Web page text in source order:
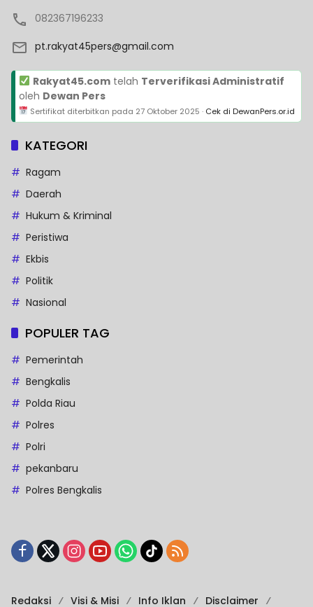
082367196233
pt.rakyat45pers@gmail.com
Rakyat45.comtelah Terverifikasi Administratif
oleh Dewan Pers
Sertifikat diterbitkan pada 27 Oktober 2025 · Cek di DewanPers.or.id
KATEGORI
Ragam
Daerah
Hukum & Kriminal
Peristiwa
Ekbis
Politik
Nasional
POPULER TAG
Pemerintah
Bengkalis
Polda Riau
Polres
Polri
pekanbaru
Polres Bengkalis
Redaksi Visi & Misi Info Iklan Disclaimer